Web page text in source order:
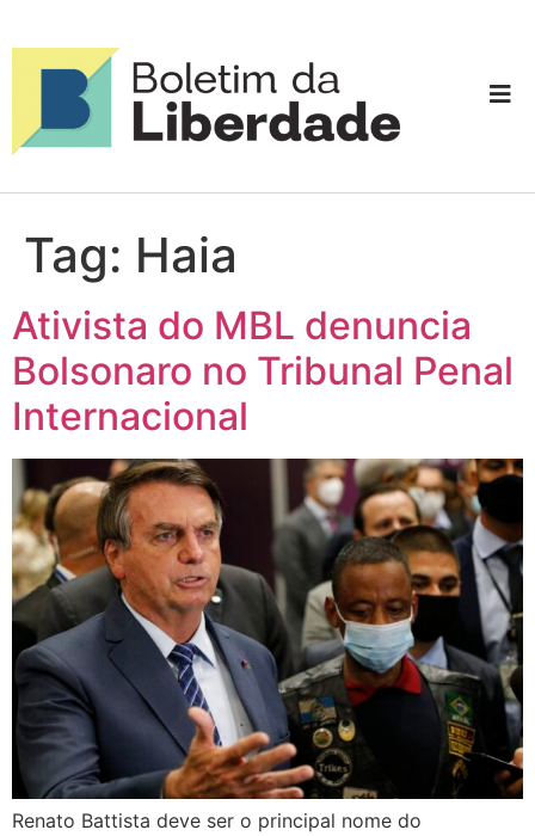
Tag: Haia
Ativista do MBL denuncia
Bolsonaro no Tribunal Penal
Internacional
Renato Battista deve ser o principal nome do